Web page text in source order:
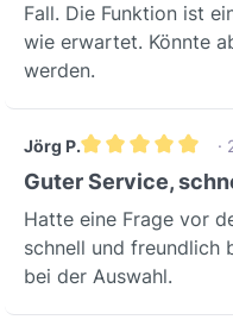
Fall. Die Funktion ist
wie erwartet. Könnte
werden.
Jörg P.
Durchschnittliche
·
Guter Service,
Hatte eine Frage vor
schnell und freundlich
bei der Auswahl.